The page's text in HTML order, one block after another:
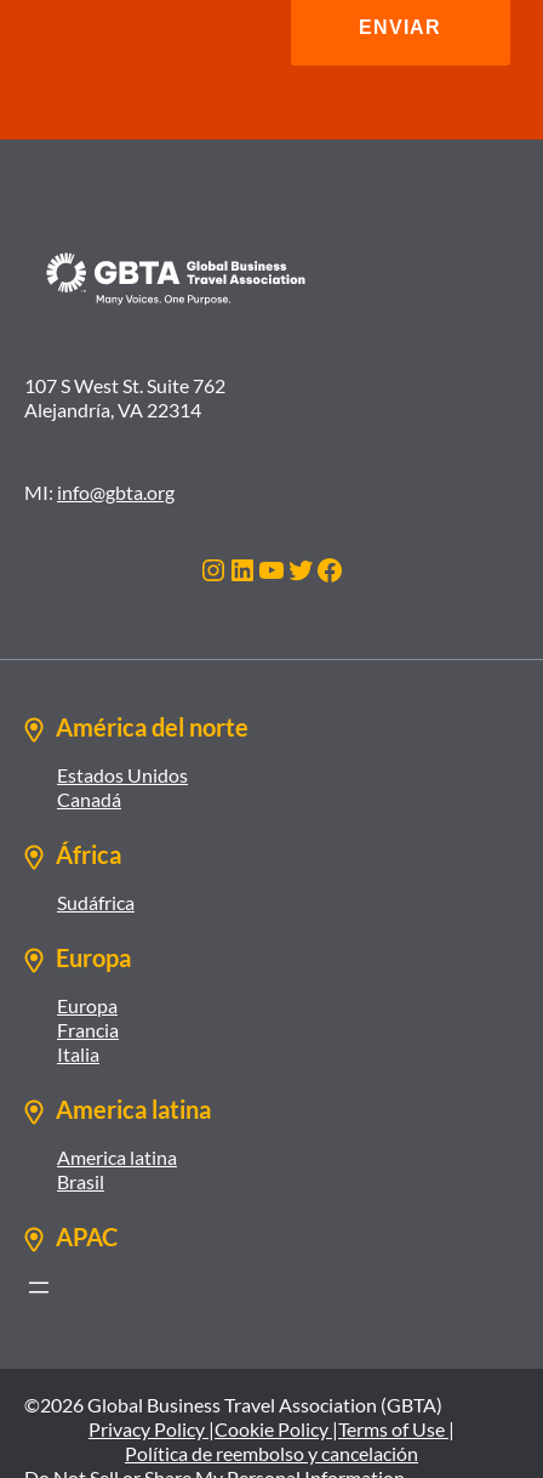
107 S West St. Suite 762
Alejandría, VA 22314
MI: info@gbta.org
Instagram
LinkedIn
YouTube
Twitter
Facebook
América del norte
Estados Unidos
Canadá
África
Sudáfrica
Europa
Europa
Francia
Italia
America latina
America latina
Brasil
APAC
©2026 Global Business Travel Association (GBTA)
Privacy Policy |Cookie Policy |Terms of Use |
Política de reembolso y cancelación